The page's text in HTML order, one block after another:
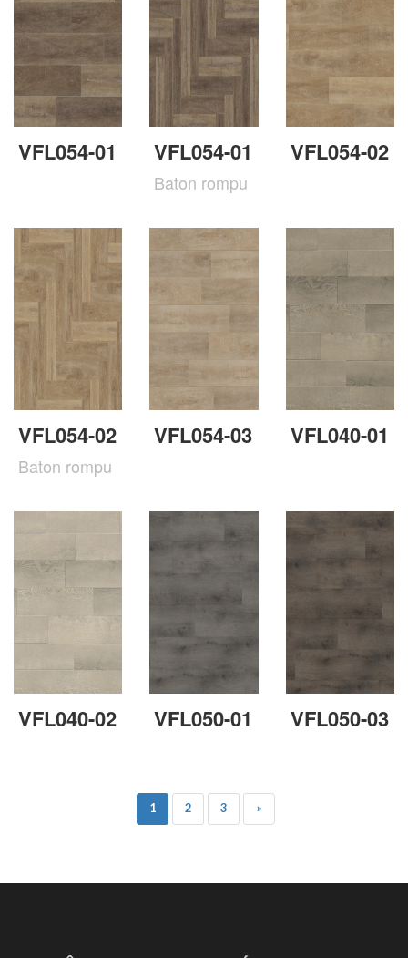
VFL054-01 VFL054-01
Baton rompu
VFL054-02
VFL054-02
Baton rompu
VFL054-03 VFL040-01
VFL040-02 VFL050-01 VFL050-03
1 2 3 »